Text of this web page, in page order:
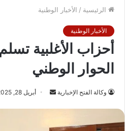
الرئيسية / الأخبار الوطنية
الأخبار الوطنية
أحزاب الأغلبية
الحوار الوطني
وكالة الفتح الإخبارية
أرسل أبريل 28, 2025